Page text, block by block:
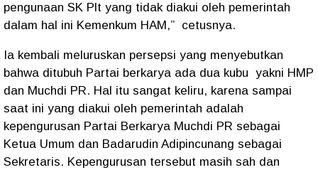
pengunaan SK Plt yang tidak diakui oleh pemerintah
dalam hal ini Kemenkum HAM,” cetusnya.
Ia kembali meluruskan persepsi yang menyebutkan
bahwa ditubuh Partai berkarya ada dua kubu yakni HMP
dan Muchdi PR. Hal itu sangat keliru, karena sampai
saat ini yang diakui oleh pemerintah adalah
kepengurusan Partai Berkarya Muchdi PR sebagai
Ketua Umum dan Badarudin Adipincunang sebagai
Sekretaris. Kepengurusan tersebut masih sah dan